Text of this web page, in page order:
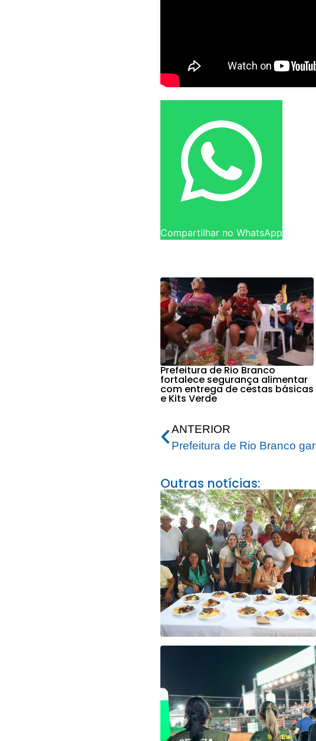
Compartilhar no WhatsApp
Prefeitura de Rio Branco
fortalece segurança alimentar
com entrega de cestas básicas
e Kits Verde
ANTERIOR
Outras notícias: